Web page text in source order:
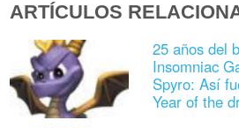
ARTÍCULOS
25 años del
Insomniac
Spyro: Así
Year of the